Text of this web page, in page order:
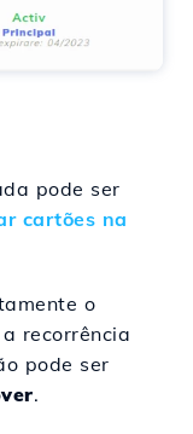
pode ser
cartões na
o
recorrência
pode ser
.